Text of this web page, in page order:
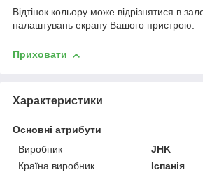
Відтінок кольору може відрізнятися в
налаштувань екрану Вашого пристрою.
Приховати
Характеристики
Основні атрибути
Виробник
JHK
Країна виробник
Іспанія